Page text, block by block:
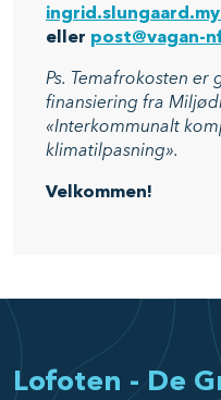
eller post@vagan-
Ps. Temafrokosten
finansiering fra
«Interkommunalt
klimatilpasning».
Velkommen!
Lofoten - De